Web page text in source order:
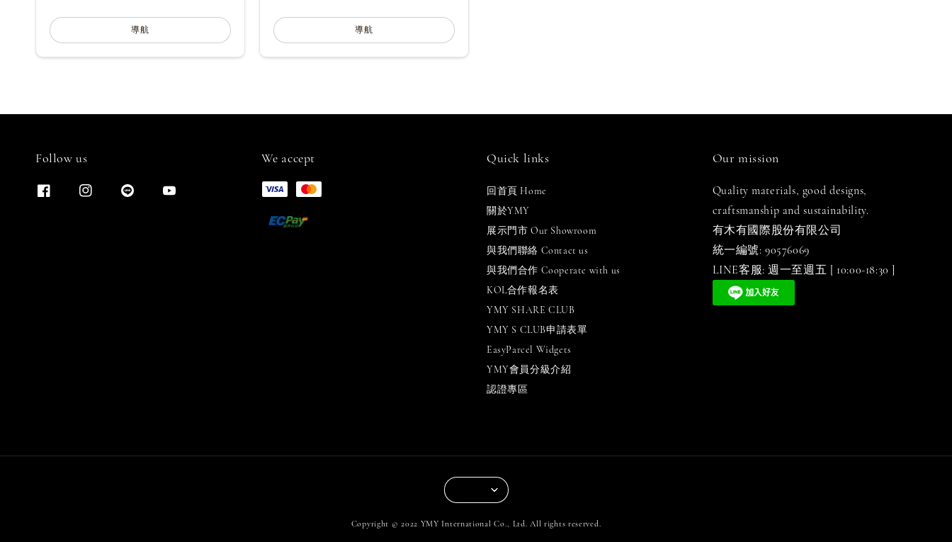
導航 導航
Follow us We accept Quick links
回首頁 Home
關於YMY
展示門市 Our Showroom
與我們聯絡 Contact us
與我們合作 Cooperate with us
KOL合作報名表
YMY SHARE CLUB
YMY S CLUB申請表單
EasyParcel Widgets
YMY會員分級介紹
認證專區
Our mission
Quality materials, good designs,
craftsmanship and sustainability.
有木有國際股份有限公司
統一編號: 90576069
LINE客服: 週一至週五 [ 10:00-18:30 ]
Copyright © 2022 YMY International Co., Ltd. All rights reserved.